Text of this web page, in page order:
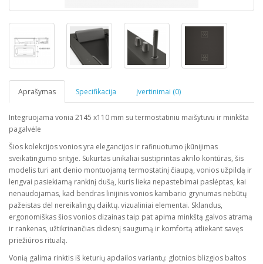
Aprašymas Specifikacija Įvertinimai (0)
Integruojama vonia 2145 x110 mm su termostatiniu maišytuvu ir minkšta
pagalvėle
Šios kolekcijos vonios yra elegancijos ir rafinuotumo įkūnijimas
sveikatingumo srityje. Sukurtas unikaliai sustiprintas akrilo kontūras, šis
modelis turi ant denio montuojamą termostatinį čiaupą, vonios užpildą ir
lengvai pasiekiamą rankinį dušą, kuris lieka nepastebimai paslėptas, kai
nenaudojamas, kad bendras linijinis vonios kambario grynumas nebūtų
pažeistas dėl nereikalingų daiktų. vizualiniai elementai. Sklandus,
ergonomiškas šios vonios dizainas taip pat apima minkštą galvos atramą
ir rankenas, užtikrinančias didesnį saugumą ir komfortą atliekant savęs
priežiūros ritualą.
Vonią galima rinktis iš keturių apdailos variantų: glotnios blizgios baltos